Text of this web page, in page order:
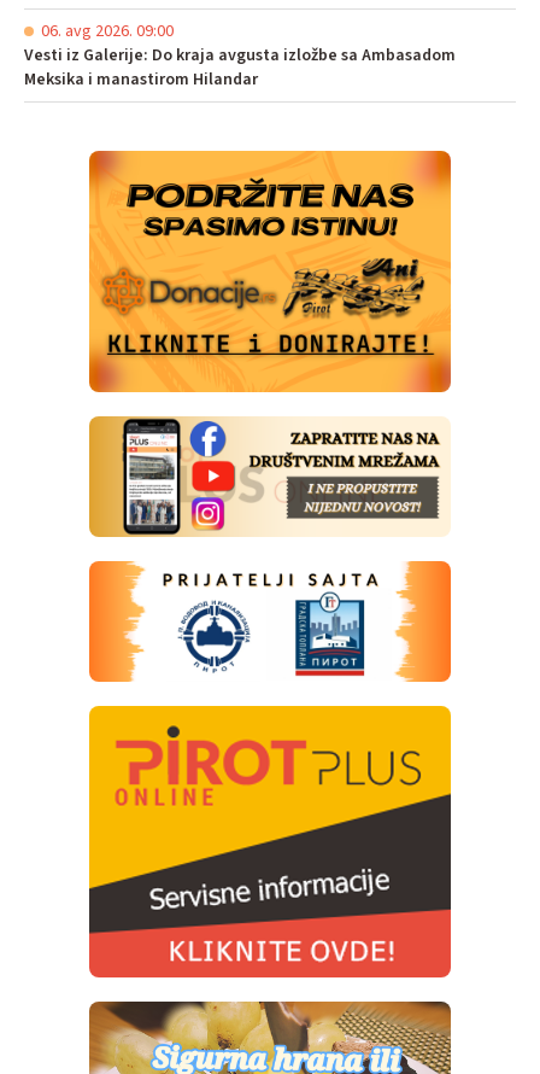
06. avg 2026. 09:00
Vesti iz Galerije: Do kraja avgusta izložbe sa Ambasadom
Meksika i manastirom Hilandar